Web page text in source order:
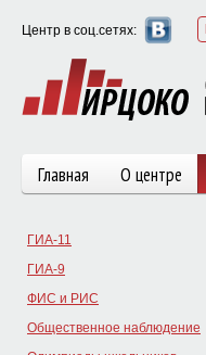
Центр в соц.сетях:
Главная О центре
ГИА-11
ГИА-9
ФИС и РИС
Общественное наблюдение